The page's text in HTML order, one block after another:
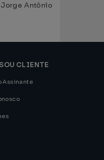
Antônio
CLIENTE
Assinante